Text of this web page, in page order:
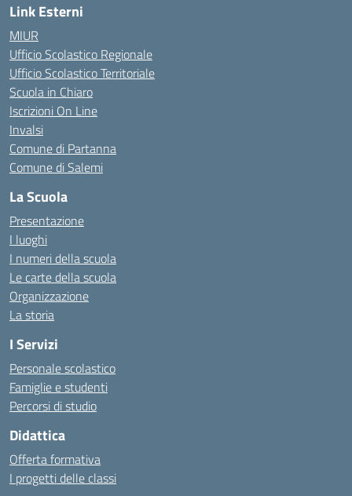
Link Esterni
MIUR
Ufficio Scolastico Regionale
Ufficio Scolastico Territoriale
Scuola in Chiaro
Iscrizioni On Line
Invalsi
Comune di Partanna
Comune di Salemi
La Scuola
Presentazione
I luoghi
I numeri della scuola
Le carte della scuola
Organizzazione
La storia
I Servizi
Personale scolastico
Famiglie e studenti
Percorsi di studio
Didattica
Offerta formativa
I progetti delle classi